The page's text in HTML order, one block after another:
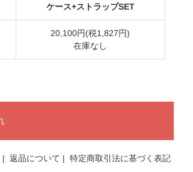
ケース+ストラップSET
20,100円(税1,827円)
在庫なし
| 返品について | 特定商取引法に基づく表記